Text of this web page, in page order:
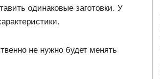
одинаковые заготовки. У
не нужно будет менять